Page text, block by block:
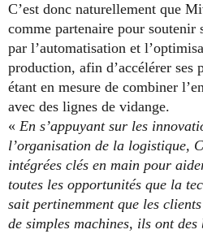
C’est donc naturellement que
comme partenaire pour soutenir
par l’automatisation et
production, afin d’accélérer ses
étant en mesure de combiner
avec des lignes de vidange.
« En s’appuyant sur les
l’organisation de la logistique,
intégrées clés en main pour
toutes les opportunités que la
sait pertinemment que les
de simples machines, ils ont des